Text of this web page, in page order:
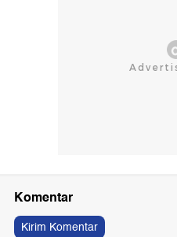
Komentar
Kirim Komentar